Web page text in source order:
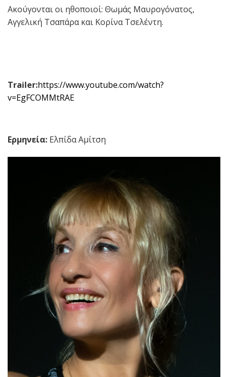
Ακούγονται οι ηθοποιοί: Θωμάς Μαυρογόνατος,
Αγγελική Τσαπάρα και Κορίνα Τσελέντη.
Trailer:https://www.youtube.com/watch?
v=EgFCOMMtRAE
Ερμηνεία: Ελπίδα Αμίτση